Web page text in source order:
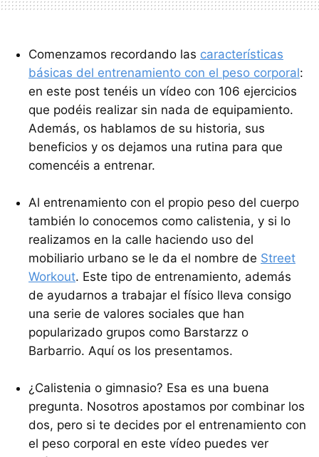
Comenzamos recordando las características
básicas del entrenamiento con el peso corporal:
en este post tenéis un vídeo con 106 ejercicios
que podéis realizar sin nada de equipamiento.
Además, os hablamos de su historia, sus
beneficios y os dejamos una rutina para que
comencéis a entrenar.
Al entrenamiento con el propio peso del cuerpo
también lo conocemos como calistenia, y si lo
realizamos en la calle haciendo uso del
mobiliario urbano se le da el nombre de Street
Workout. Este tipo de entrenamiento, además
de ayudarnos a trabajar el físico lleva consigo
una serie de valores sociales que han
popularizado grupos como Barstarzz o
Barbarrio. Aquí os los presentamos.
¿Calistenia o gimnasio? Esa es una buena
pregunta. Nosotros apostamos por combinar los
dos, pero si te decides por el entrenamiento con
el peso corporal en este vídeo puedes ver